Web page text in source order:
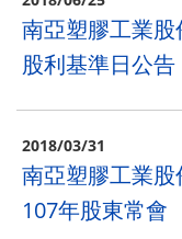
南亞塑膠工業
股利基準日公告
2018/03/31
南亞塑膠工業
107年股東常會